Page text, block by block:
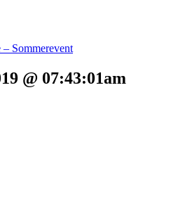
– Sommerevent
@ 07:43:01am